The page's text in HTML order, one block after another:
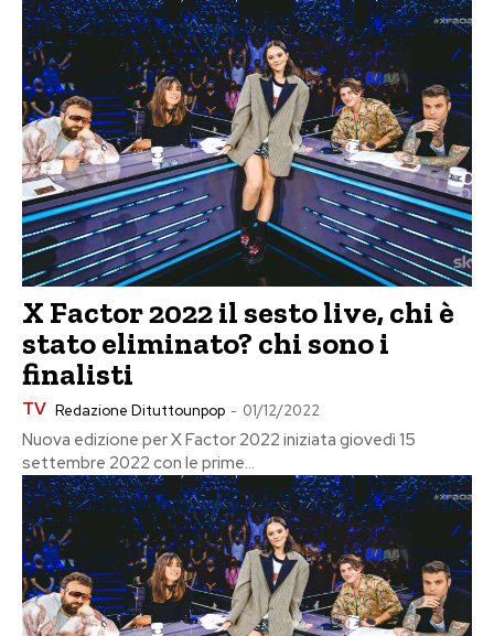
X Factor 2022 il sesto live, chi è
stato eliminato? chi sono i
finalisti
TV Redazione Dituttounpop - 01/12/2022
Nuova edizione per X Factor 2022 iniziata giovedì 15
settembre 2022 con le prime...